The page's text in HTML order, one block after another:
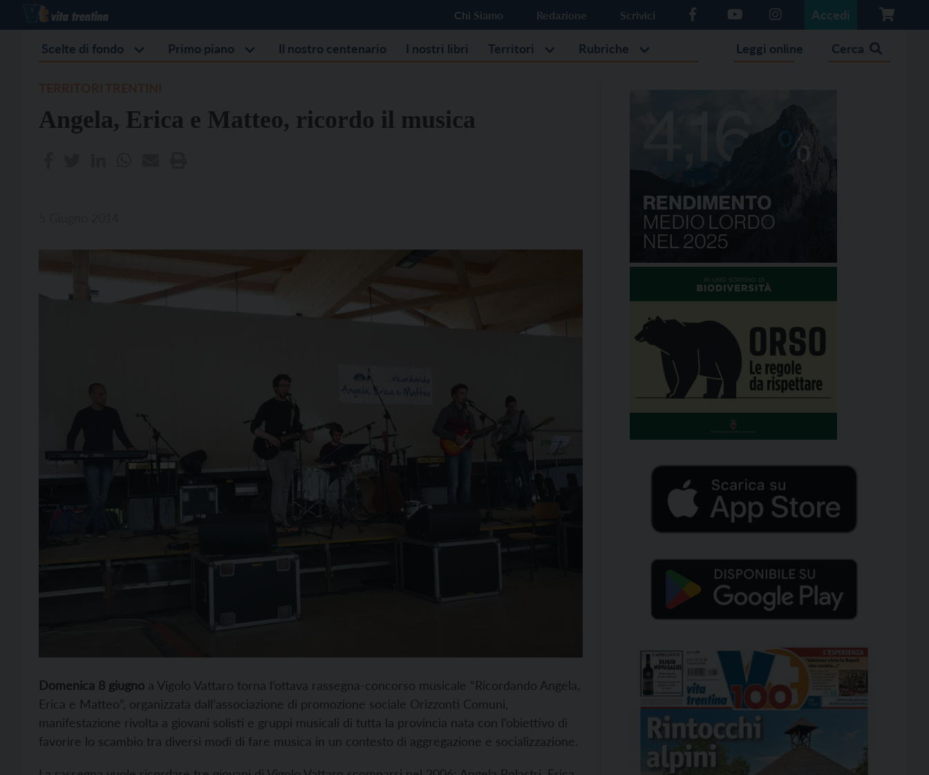
Chi Siamo Redazione Scrivici Accedi
Scelte di fondo Primo piano Il nostro centenario I nostri libri Territori Rubriche Leggi online Cerca
Angela, Erica e Matteo, ricordo il musica
Domenica 8 giugno a Vigolo Vattaro torna l’ottava rassegna-concorso musicale “Ricordando Angela,
Erica e Matteo”, organizzata dall’associazione di promozione sociale Orizzonti Comuni,
manifestazione rivolta a giovani solisti e gruppi musicali di tutta la provincia nata con l’obiettivo di
favorire lo scambio tra diversi modi di fare musica in un contesto di aggregazione e socializzazione.